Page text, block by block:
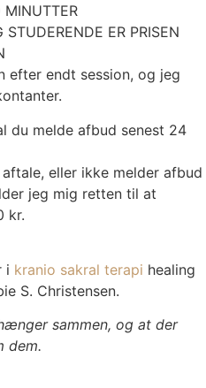
MINUTTER
STUDERENDE ER PRISEN
efter endt session, og jeg
du melde afbud senest 24
eller ikke melder afbud
jeg mig retten til at
kr.
i kranio sakral terapi healing
S. Christensen.
sammen, og at der
dem.